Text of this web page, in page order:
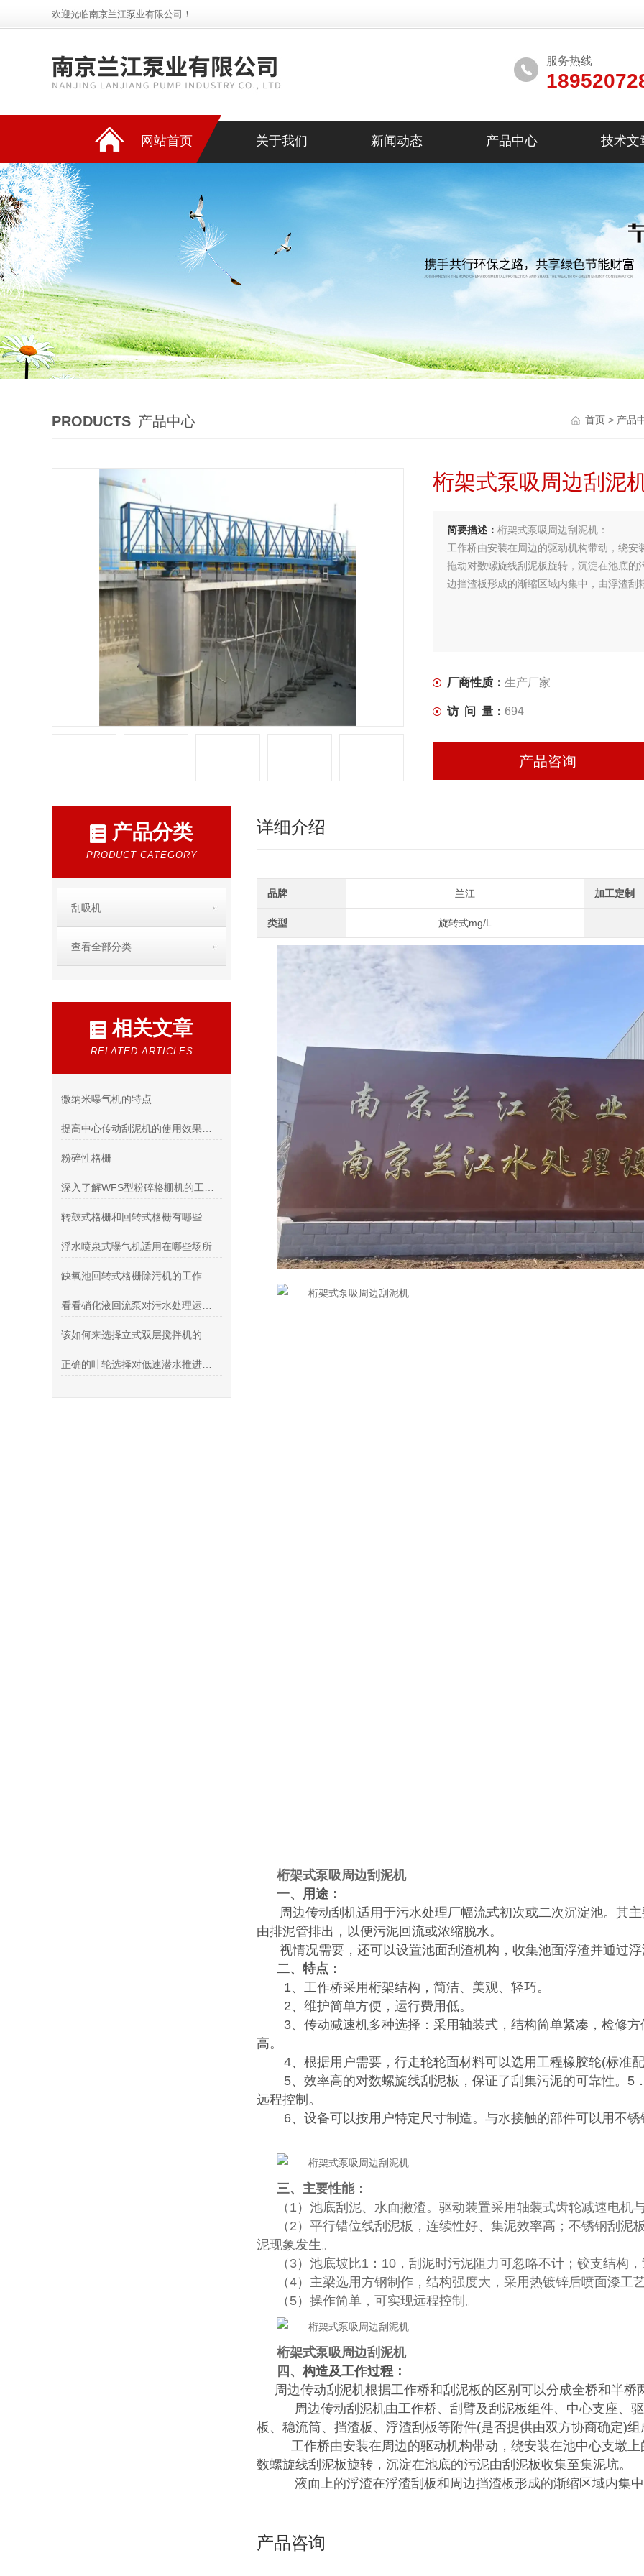
欢迎光临南京兰江泵业有限公司！
服务热线
网站首页 关于我们 新闻动态 产品中心 技术文
PRODUCTS 产品中心 首页 > 产品
桁架式泵吸周边刮泥
简要描述： 桁架式泵吸周边刮泥机：
工作桥由安装在周边的驱动机构带动，绕
拖动对数螺旋线刮泥板旋转，沉淀在池底
边挡渣板形成的渐缩区域内集中，由浮渣刮
厂商性质： 生产厂家
访 问 量： 694
产品咨询
产品分类
PRODUCT CATEGORY
刮吸机
查看全部分类
相关文章
RELATED ARTICLES
微纳米曝气机的特点
粉碎性格栅
浮水喷泉式曝气机适用在哪些场所
详细介绍
品牌 兰江 加工定制
类型 旋转式mg/L
桁架式泵吸周边刮泥机
一、 用途：
周边传动刮机适用于污水处理厂幅流式初次或二次沉淀池。其
由排泥管排出，以便污泥回流或浓缩脱水。
视情况需要，还可以设置池面刮渣机构，收集池面浮渣并通过
二、 特点：
1、工作桥采用桁架结构，简洁、美观、轻巧。
2、维护简单方便，运行费用低。
3、传动减速机多种选择：采用轴装式，结构简单紧凑，检修
高。
4、根据用户需要，行走轮轮面材料可以选用工程橡胶轮(标准
5、效率高的对数螺旋线刮泥板，保证了刮集污泥的可靠性。5
远程控制。
6、设备可以按用户特定尺寸制造。与水接触的部件可以用不锈
三、主要性能：
（1）池底刮泥、水面撇渣。驱动装置采用轴装式齿轮减速电
（2）平行错位线刮泥板，连续性好、集泥效率高；不锈钢刮
泥现象发生。
（3）池底坡比1：10，刮泥时污泥阻力可忽略不计；铰支结构
（4）主梁选用方钢制作，结构强度大，采用热镀锌后喷面漆工
（5）操作简单，可实现远程控制。
桁架式泵吸周边刮泥机
四、构造及工作过程：
周边传动刮泥机根据工作桥和刮泥板的区别可以分成全桥和半桥
周边传动刮泥机由工作桥、刮臂及刮泥板组件、中心支座、
板、稳流筒、挡渣板、浮渣刮板等附件(是否提供由双方协商确定)组
工作桥由安装在周边的驱动机构带动，绕安装在池中心支墩
数螺旋线刮泥板旋转，沉淀在池底的污泥由刮泥板收集至集泥坑。
液面上的浮渣在浮渣刮板和周边挡渣板形成的渐缩区域内集
产品咨询